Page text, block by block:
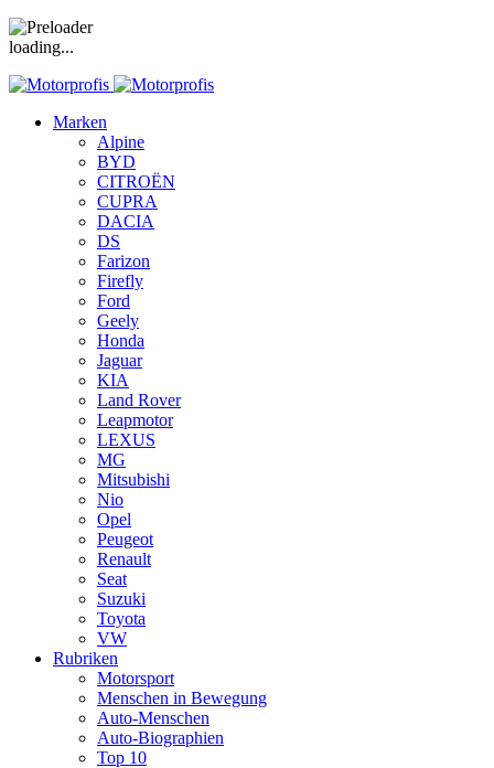
loading...
Marken
Alpine
BYD
CITROËN
CUPRA
DACIA
DS
Farizon
Firefly
Ford
Geely
Honda
Jaguar
KIA
Land Rover
Leapmotor
LEXUS
MG
Mitsubishi
Nio
Opel
Peugeot
Renault
Seat
Suzuki
Toyota
VW
Rubriken
Motorsport
Menschen in Bewegung
Auto-Menschen
Auto-Biographien
Top 10